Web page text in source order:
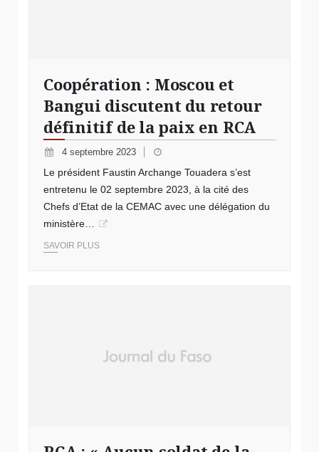
Coopération : Moscou et
Bangui discutent du retour
définitif de la paix en RCA
4 septembre 2023
Le président Faustin Archange Touadera s’est
entretenu le 02 septembre 2023, à la cité des
Chefs d’Etat de la CEMAC avec une délégation du
ministère…
SAVOIR PLUS